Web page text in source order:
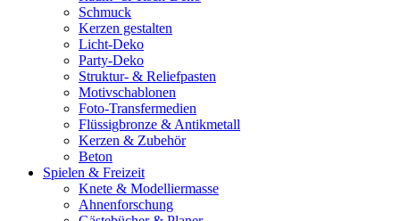
Schmuck
Kerzen gestalten
Licht-Deko
Party-Deko
Struktur- & Reliefpasten
Motivschablonen
Foto-Transfermedien
Flüssigbronze & Antikmetall
Kerzen & Zubehör
Beton
Spielen & Freizeit
Knete & Modelliermasse
Ahnenforschung